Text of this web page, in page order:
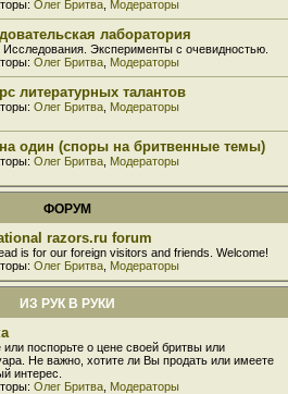
Олег Бритва Модераторы
лаборатория
Эксперименты с очевидностью.
Олег Бритва Модераторы
литературных талантов
Олег Бритва Модераторы
один (споры на бритвенные темы)
Олег Бритва Модераторы
ФОРУМ
razors.ru forum
is for our foreign visitors and friends. Welcome!
Олег Бритва Модераторы
ИЗ РУК В РУКИ
или поспорьте о цене своей бритвы или
Не важно, хотите ли Вы продать или имеете
интерес.
Олег Бритва Модераторы